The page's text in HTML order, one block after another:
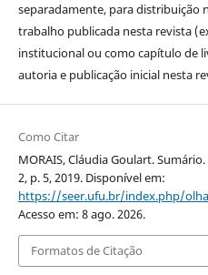
separadamente, para distribuição
trabalho publicada nesta revista
institucional ou como capítulo de
autoria e publicação inicial nesta
Como Citar
MORAIS, Cláudia Goulart. Sumário.
2, p. 5, 2019. Disponível em:
https://seer.ufu.br/index.php/
Acesso em: 8 ago. 2026.
Formatos de Citação